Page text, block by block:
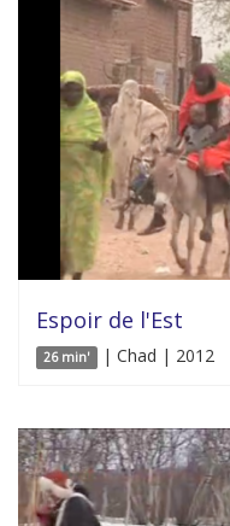
Espoir de l'Est
26 min' | Chad | 2012